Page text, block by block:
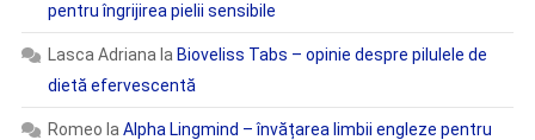
pentru îngrijirea pielii sensibile
Lasca Adriana la Bioveliss Tabs – opinie despre pilulele de
dietă efervescentă
Romeo la Alpha Lingmind – învățarea limbii engleze pentru